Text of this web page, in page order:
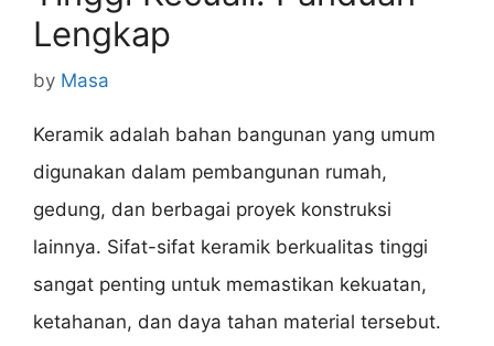
Lengkap
by Masa
Keramik adalah bahan bangunan yang umum
digunakan dalam pembangunan rumah,
gedung, dan berbagai proyek konstruksi
lainnya. Sifat-sifat keramik berkualitas tinggi
sangat penting untuk memastikan kekuatan,
ketahanan, dan daya tahan material tersebut.